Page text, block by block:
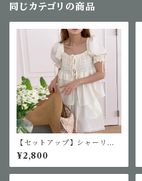
同じカテゴリの商品
【セットアップ】シャーリン
グトップス＆ショートパンツ
セットアップ
¥2,800